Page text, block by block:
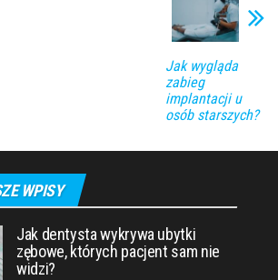
Jak wygląda
zabieg
implantacji u
osób starszych?
WPISY
Jak dentysta wykrywa ubytki
zębowe, których pacjent sam nie
widzi?